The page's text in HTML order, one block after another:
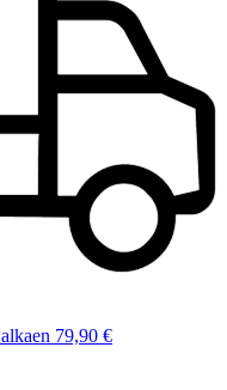
alkaen 79,90 €